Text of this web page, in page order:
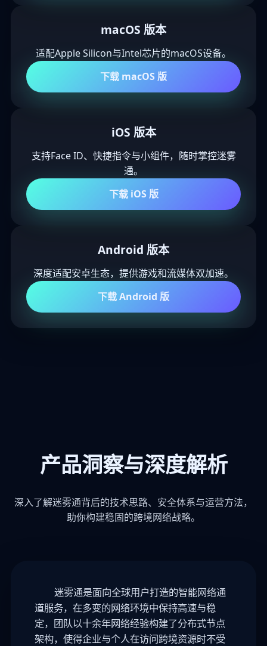
macOS 版本
适配Apple Silicon与Intel芯片的macOS设备。
下载 macOS 版
iOS 版本
支持Face ID、快捷指令与小组件，随时掌控迷雾
通。
下载 iOS 版
Android 版本
深度适配安卓生态，提供游戏和流媒体双加速。
下载 Android 版
产品洞察与深度解析
深入了解迷雾通背后的技术思路、安全体系与运营方法，
助你构建稳固的跨境网络战略。
迷雾通是面向全球用户打造的智能网络通
道服务，在多变的网络环境中保持高速与稳
定，团队以十余年网络经验构建了分布式节点
架构，使得企业与个人在访问跨境资源时不受